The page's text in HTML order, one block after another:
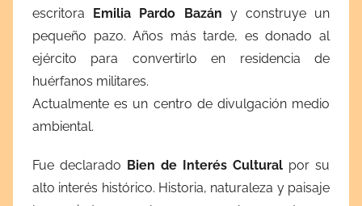
escritora
Emilia Pardo Bazán y construye un
pequeño pazo. Años más tarde, es donado al
ejército para convertirlo en residencia de
huérfanos militares.
Actualmente es un centro de divulgación medio
ambiental.
Fue declarado Bien de Interés Cultural por su
alto interés histórico. Historia, naturaleza y paisaje